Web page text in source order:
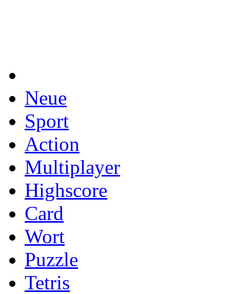
Neue
Sport
Action
Multiplayer
Highscore
Card
Wort
Puzzle
Tetris